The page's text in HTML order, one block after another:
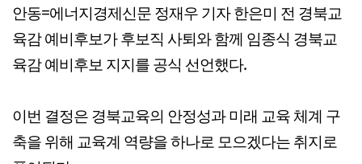
안동=에너지경제신문 정재우 기자 한은미 전 경북교
육감 예비후보가 후보직 사퇴와 함께 임종식 경북교
육감 예비후보 지지를 공식 선언했다.
이번 결정은 경북교육의 안정성과 미래 교육 체계 구
축을 위해 교육계 역량을 하나로 모으겠다는 취지로